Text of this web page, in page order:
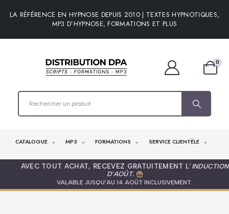
LA RÉFÉRENCE EN HYPNOSE DEPUIS 2010 | TEXTES HYPNOTIQUES,
MP3 D’HYPNOSE, FORMATIONS ET PLUS
0
CATALOGUE MP3 FORMATIONS SERVICE CLIENTÈLE
AVEC TOUT ACHAT, RECEVEZ GRATUITEMENT L’ INDUCTION
D'AOÛT.
VALABLE JUSQU’AU 14 AOÛT INCLUSIVEMENT.